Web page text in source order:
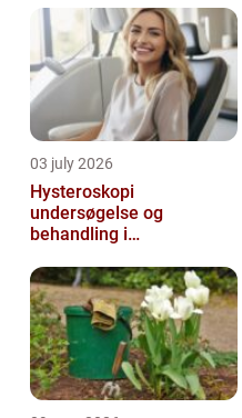
03 july 2026
Hysteroskopi
undersøgelse og
behandling i